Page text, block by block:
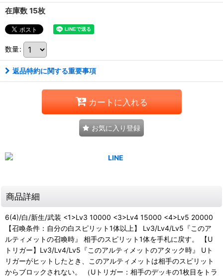
在庫数 15枚
数量:
返品特約に関する重要事項
カートに入れる
お気に入り登録
商品詳細
6(4)/白/新生/武装 <1>Lv3 10000 <3>Lv4 15000 <4>Lv5 20000
【召喚条件：自分の白スピリット1体以上】 Lv3/Lv4/Lv5『このア
ルティメットの召喚時』 相手のスピリット1体を手札に戻す。 【U
トリガー】Lv3/Lv4/Lv5『このアルティメットのアタック時』 Uト
リガーがヒットしたとき、このアルティメットは相手のスピリット
からブロックされない。 （Uトリガー：相手のデッキの1枚目をトラ